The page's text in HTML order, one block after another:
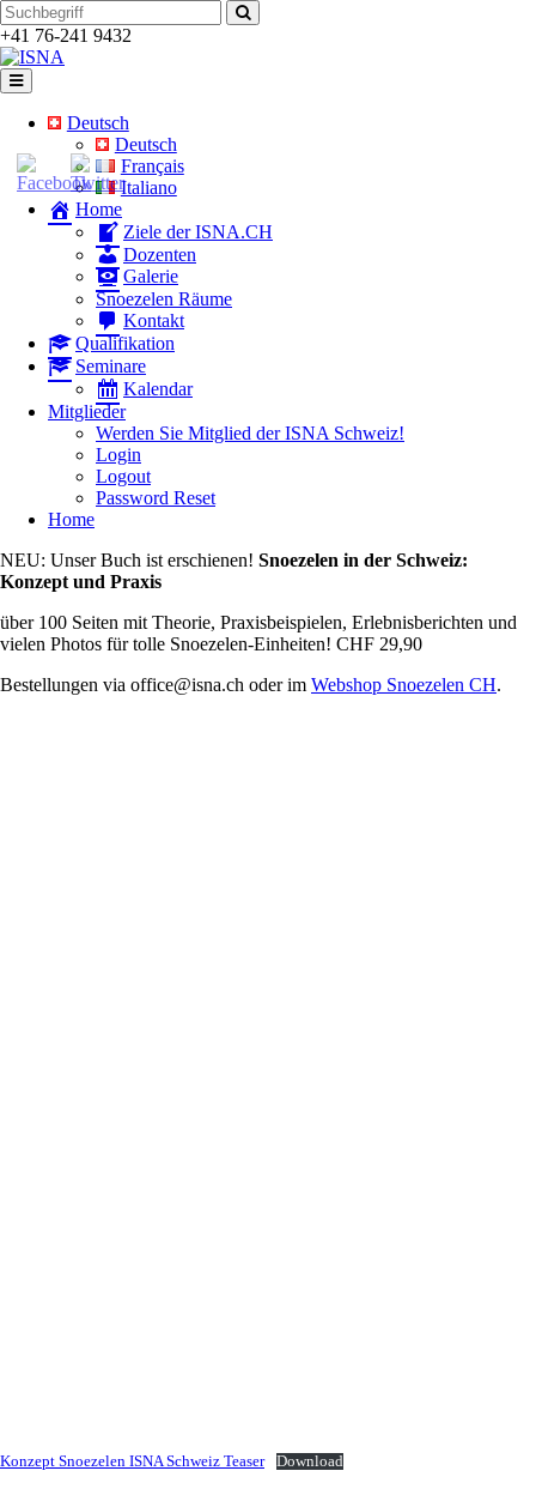
Zum
Inhalt
Suchen
nach:
+41 76-241 9432
Deutsch
Deutsch
Français
Italiano
Home
Ziele der ISNA.CH
Dozenten
Galerie
Snoezelen Räume
Kontakt
Qualifikation
Seminare
Kalendar
Mitglieder
Werden Sie Mitglied der ISNA Schweiz!
Login
Logout
Password Reset
Home
NEU: Unser Buch ist erschienen! Snoezelen in der Schweiz:
Konzept und Praxis
über 100 Seiten mit Theorie, Praxisbeispielen, Erlebnisberichten und
vielen Photos für tolle Snoezelen-Einheiten! CHF 29,90
Bestellungen via office@isna.ch oder im Webshop Snoezelen CH.
Konzept Snoezelen ISNA Schweiz Teaser Download